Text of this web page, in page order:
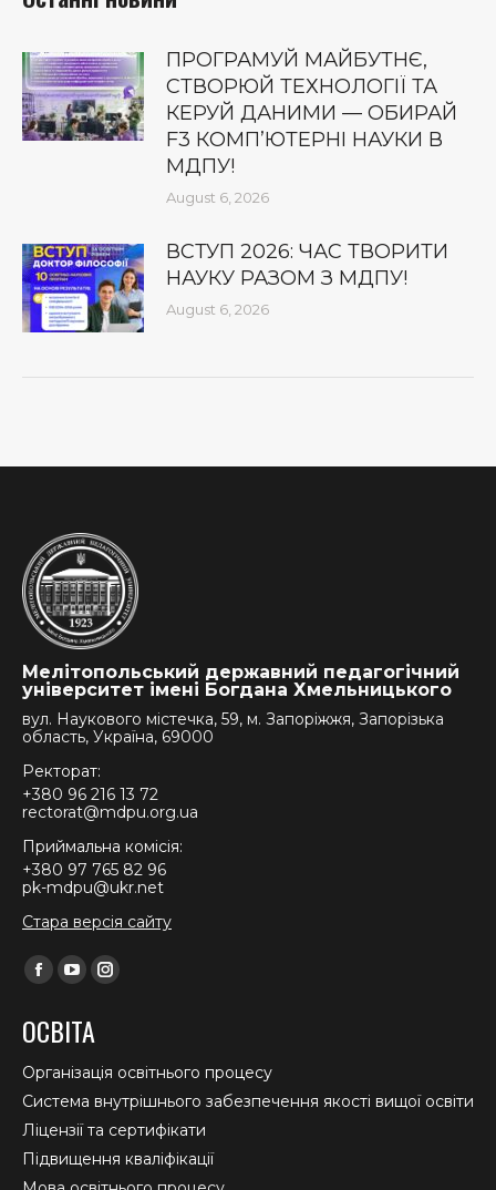
ПРОГРАМУЙ МАЙБУТНЄ,
СТВОРЮЙ ТЕХНОЛОГІЇ ТА
КЕРУЙ ДАНИМИ — ОБИРАЙ
F3 КОМП’ЮТЕРНІ НАУКИ В
МДПУ!
August 6, 2026
ВСТУП 2026: ЧАС ТВОРИТИ
НАУКУ РАЗОМ З МДПУ!
August 6, 2026
Мелітопольський державний педагогічний
університет імені Богдана Хмельницького
вул. Наукового містечка, 59, м. Запоріжжя, Запорізька
область, Україна, 69000
Ректорат:
+380 96 216 13 72
rectorat@mdpu.org.ua
Приймальна комісія:
+380 97 765 82 96
pk-mdpu@ukr.net
Стара версія сайту
Find us on:
Facebook
opens
in
new
window
YouTube
opens
in
new
window
Instagram
in
new
window
ОСВІТА
Організація освітнього процесу
Система внутрішнього забезпечення якості вищої освіти
Ліцензії та сертифікати
Підвищення кваліфікації